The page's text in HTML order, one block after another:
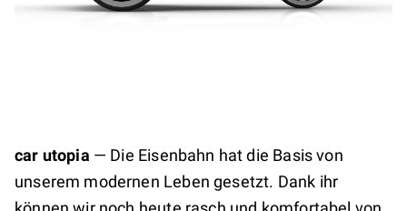
car utopia — Die Eisenbahn hat die Basis von
unserem modernen Leben gesetzt. Dank ihr